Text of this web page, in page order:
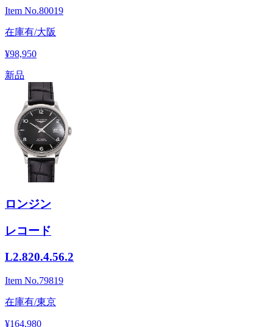
Item No.80019
在庫有/大阪
¥98,950
新品
ロンジン
レコード
L2.820.4.56.2
Item No.79819
在庫有/東京
¥164,980